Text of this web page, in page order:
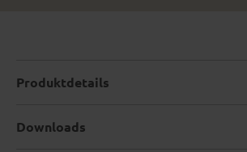
Produktdetails
Downloads